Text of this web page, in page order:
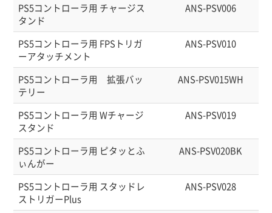
PS5コントローラ用 チャージス
タンド
ANS-PSV006
PS5コントローラ用 FPSトリガ
ーアタッチメント
ANS-PSV010
PS5コントローラ用 拡張バッ
テリー
ANS-PSV015WH
PS5コントローラ用 Wチャージ
スタンド
ANS-PSV019
PS5コントローラ用 ピタッとふ
ぃんがー
ANS-PSV020BK
PS5コントローラ用 スタッドレ
ストリガーPlus
ANS-PSV028